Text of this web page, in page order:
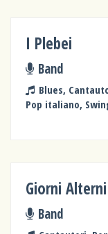
I Plebei
Band
Blues,
Pop italiano,
Giorni Alterni
Band